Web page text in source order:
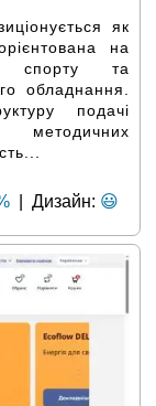
як
на
спорту та
обладнання.
подачі
методичних
| Дизайн: 😃